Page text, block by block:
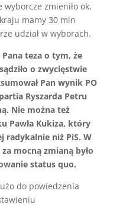
zmieniło ok.
mamy 30 mln
udział w wyborach.
teza o tym, że
o zwycięstwie
Pan wynik PO
Ryszarda Petru
Nie można też
Pawła Kukiza, który
radykalnie niż PiS. W
mocną zmianą było
status quo.
do powiedzenia